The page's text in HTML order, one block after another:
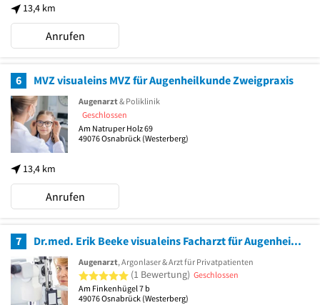
13,4 km
Anrufen
6 MVZ visualeins MVZ für Augenheilkunde Zweigpraxis
13,4 km
Augenarzt& Poliklinik
Geschlossen
Am Natruper Holz 69
49076Osnabrück (Westerberg)
Anrufen
7 Dr.med. Erik Beeke visualeins Facharzt für Augenheilkunde
Augenarzt, Argonlaser & Arzt für Privatpatienten
5 von 5 Sternen
(1 Bewertung) Geschlossen
Am Finkenhügel 7 b
49076Osnabrück (Westerberg)